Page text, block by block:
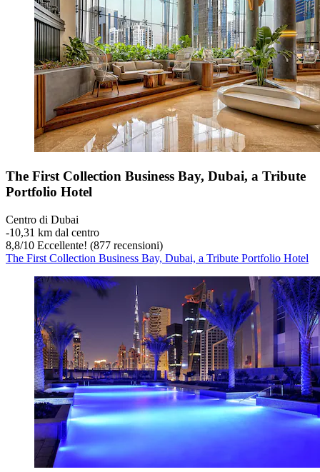
The First Collection Business Bay, Dubai, a Tribute
Portfolio Hotel
Centro di Dubai
‐10,31 km dal centro
8,8/10 Eccellente! (877 recensioni)
The First Collection Business Bay, Dubai, a Tribute Portfolio Hotel